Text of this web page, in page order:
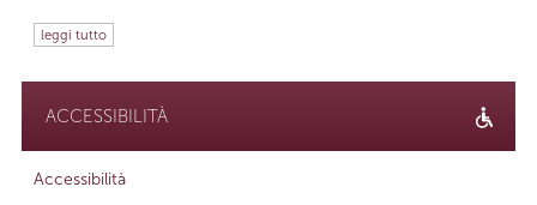
leggi tutto
ACCESSIBILITÀ
Accessibilità